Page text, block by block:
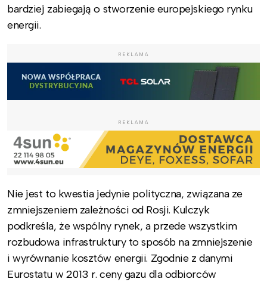
bardziej zabiegają o stworzenie europejskiego rynku
energii.
REKLAMA
REKLAMA
Nie jest to kwestia jedynie polityczna, związana ze
zmniejszeniem zależności od Rosji. Kulczyk
podkreśla, że wspólny rynek, a przede wszystkim
rozbudowa infrastruktury to sposób na zmniejszenie
i wyrównanie kosztów energii. Zgodnie z danymi
Eurostatu w 2013 r. ceny gazu dla odbiorców